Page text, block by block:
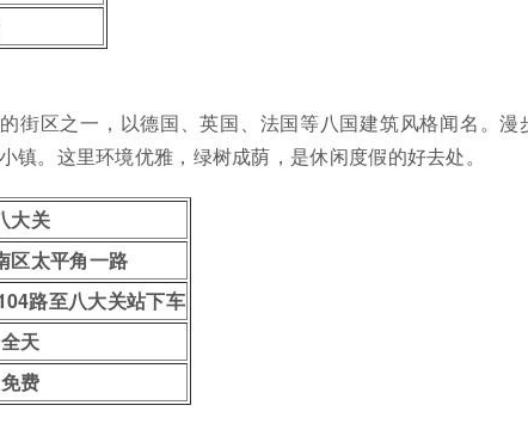
街区之一，以德国、英国、法国等八国建筑风格闻名。漫
镇。这里环境优雅，绿树成荫，是休闲度假的好去处。
大关
区太平角一路
路至八大关站下车
全天
免费